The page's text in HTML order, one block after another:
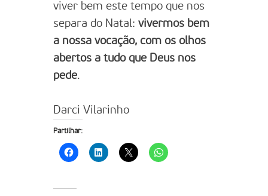
viver bem este tempo que nos
separa do Natal: vivermos bem
a nossa vocação, com os olhos
abertos a tudo que Deus nos
pede.
Darci Vilarinho
Partilhar: